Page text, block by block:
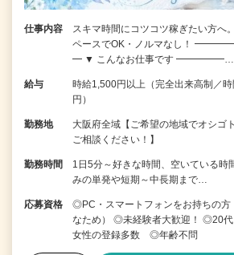
仕事内容
スキマ時間にコツコツ稼ぎたい方へ
ペースでOK・ノルマなし！
━ ▼ こんなお仕事です ━━━━━…
給与
時給1,500円以上（完全出来高制／
円）
勤務地
大阪府全域【ご希望の地域でオシ
ご相談ください！】
勤務時間
1日5分～好きな時間、空いている
みの単発や短期～中長期まで…
応募資格
◎PC・スマートフォンをお持ちの
なため） ◎未経験者大歓迎！ ◎20
女性の登録多数 ◎年齢不問